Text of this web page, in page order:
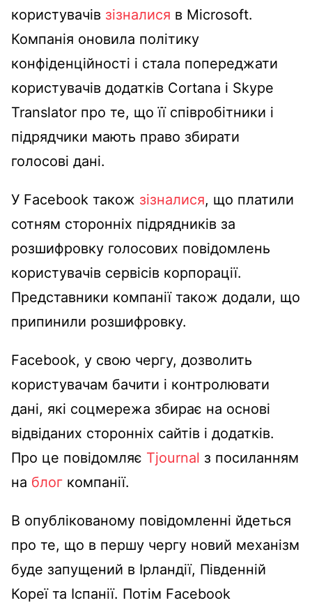
користувачів зізналися в Microsoft.
Компанія оновила політику
конфіденційності і стала попереджати
користувачів додатків Cortana і Skype
Translator про те, що її співробітники і
підрядчики мають право збирати
голосові дані.
У Facebook також зізналися, що платили
сотням сторонніх підрядників за
розшифровку голосових повідомлень
користувачів сервісів корпорації.
Представники компанії також додали, що
припинили розшифровку.
Facebook, у свою чергу, дозволить
користувачам бачити і контролювати
дані, які соцмережа збирає на основі
відвіданих сторонніх сайтів і додатків.
Про це повідомляє Tjournal з посиланням
на блог компанії.
В опублікованому повідомленні йдеться
про те, що в першу чергу новий механізм
буде запущений в Ірландії, Південній
Кореї та Іспанії. Потім Facebook